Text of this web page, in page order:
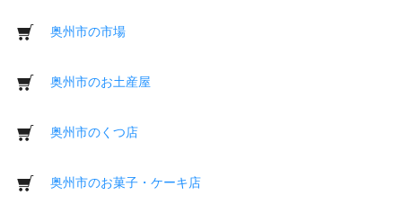
奥州市の市場
奥州市のお土産屋
奥州市のくつ店
奥州市のお菓子・ケーキ店